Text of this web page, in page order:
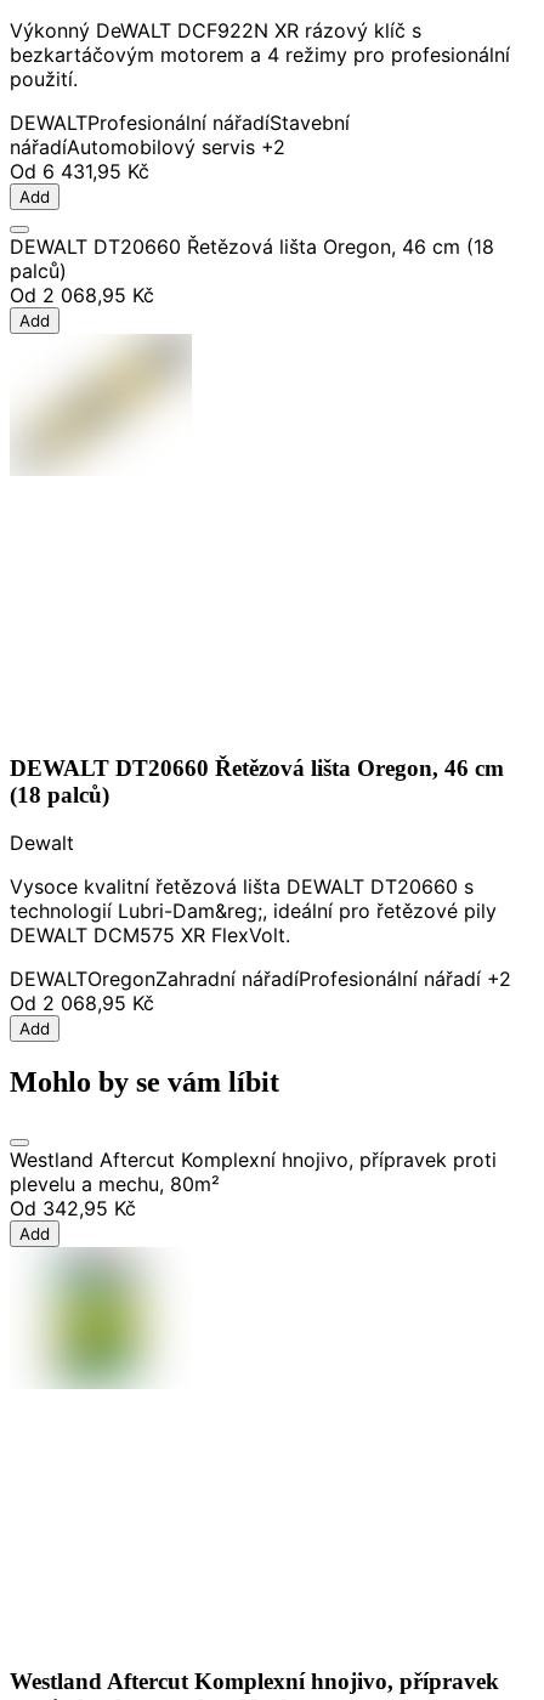
Výkonný DeWALT DCF922N XR rázový klíč s
bezkartáčovým motorem a 4 režimy pro profesionální
použití.
DEWALTProfesionální nářadíStavební
nářadíAutomobilový servis +2
Od 6 431,95 Kč
Add
DEWALT DT20660 Řetězová lišta Oregon, 46 cm (18
palců)
Od 2 068,95 Kč
Add
DEWALT DT20660 Řetězová lišta Oregon, 46 cm
(18 palců)
Dewalt
Vysoce kvalitní řetězová lišta DEWALT DT20660 s
technologií Lubri-Dam&reg;, ideální pro řetězové pily
DEWALT DCM575 XR FlexVolt.
DEWALTOregonZahradní nářadíProfesionální nářadí +2
Od 2 068,95 Kč
Add
Mohlo by se vám líbit
Westland Aftercut Komplexní hnojivo, přípravek proti
plevelu a mechu, 80m²
Od 342,95 Kč
Add
Westland Aftercut Komplexní hnojivo, přípravek